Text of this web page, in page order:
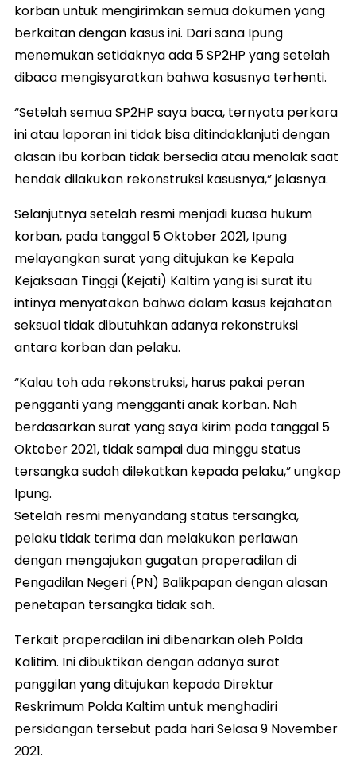
korban untuk mengirimkan semua dokumen yang
berkaitan dengan kasus ini. Dari sana Ipung
menemukan setidaknya ada 5 SP2HP yang setelah
dibaca mengisyaratkan bahwa kasusnya terhenti.
“Setelah semua SP2HP saya baca, ternyata perkara
ini atau laporan ini tidak bisa ditindaklanjuti dengan
alasan ibu korban tidak bersedia atau menolak saat
hendak dilakukan rekonstruksi kasusnya,” jelasnya.
Selanjutnya setelah resmi menjadi kuasa hukum
korban, pada tanggal 5 Oktober 2021, Ipung
melayangkan surat yang ditujukan ke Kepala
Kejaksaan Tinggi (Kejati) Kaltim yang isi surat itu
intinya menyatakan bahwa dalam kasus kejahatan
seksual tidak dibutuhkan adanya rekonstruksi
antara korban dan pelaku.
“Kalau toh ada rekonstruksi, harus pakai peran
pengganti yang mengganti anak korban. Nah
berdasarkan surat yang saya kirim pada tanggal 5
Oktober 2021, tidak sampai dua minggu status
tersangka sudah dilekatkan kepada pelaku,” ungkap
Ipung.
Setelah resmi menyandang status tersangka,
pelaku tidak terima dan melakukan perlawan
dengan mengajukan gugatan praperadilan di
Pengadilan Negeri (PN) Balikpapan dengan alasan
penetapan tersangka tidak sah.
Terkait praperadilan ini dibenarkan oleh Polda
Kalitim. Ini dibuktikan dengan adanya surat
panggilan yang ditujukan kepada Direktur
Reskrimum Polda Kaltim untuk menghadiri
persidangan tersebut pada hari Selasa 9 November
2021.